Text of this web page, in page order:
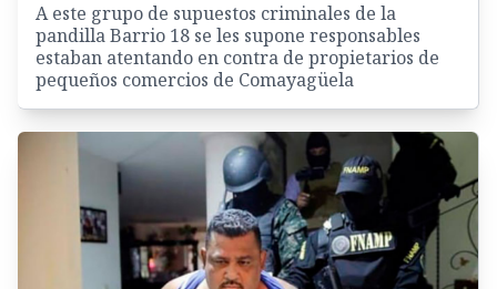
A este grupo de supuestos criminales de la
pandilla Barrio 18 se les supone responsables
estaban atentando en contra de propietarios de
pequeños comercios de Comayagüela